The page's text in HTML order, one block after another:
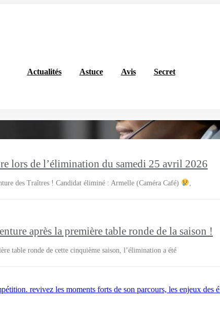
Actualités Astuce Avis Secret
lors de l’élimination du samedi 25 avril 2026
des Traîtres ! Candidat éliminé : Armelle (Caméra Café)
après la première table ronde de la saison !
table ronde de cette cinquième saison, l’élimination a été